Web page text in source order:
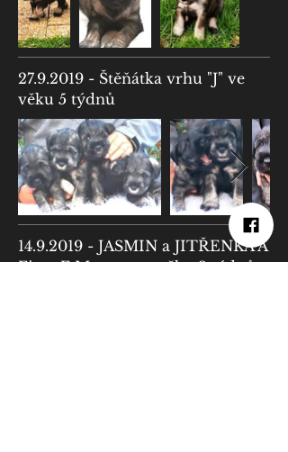
27.9.2019 - Štěňátka vrhu "J" ve
věku 5 týdnů
14.9.2019 - JASMIN a JITŘENKA A
Finta F Morava ve věku 3 týdnů